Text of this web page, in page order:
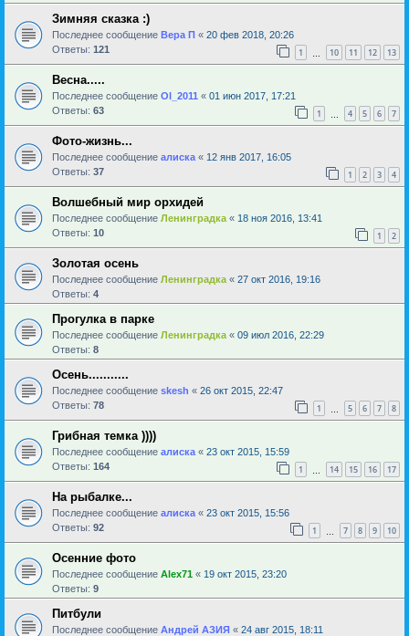
Зимняя сказка :)
Последнее сообщение Вера П « 20 фев 2018, 20:26
Ответы: 121 1 10 11 12 13
Весна.....
Последнее сообщение Ol_2011 « 01 июн 2017, 17:21
Ответы: 63 1 4 5 6 7
Фото-жизнь...
Последнее сообщение алиска « 12 янв 2017, 16:05
Ответы: 37 1 2 3 4
Волшебный мир орхидей
Последнее сообщение Ленинградка « 18 ноя 2016, 13:41
Ответы: 10 1 2
Золотая осень
Последнее сообщение Ленинградка « 27 окт 2016, 19:16
Ответы: 4
Прогулка в парке
Последнее сообщение Ленинградка « 09 июл 2016, 22:29
Ответы: 8
Осень...........
Последнее сообщение skesh « 26 окт 2015, 22:47
Ответы: 78 1 5 6 7 8
Грибная темка ))))
Последнее сообщение алиска « 23 окт 2015, 15:59
Ответы: 164 1 14 15 16 17
На рыбалке...
Последнее сообщение алиска « 23 окт 2015, 15:56
Ответы: 92 1 7 8 9 10
Осенние фото
Последнее сообщение Alex71 « 19 окт 2015, 23:20
Ответы: 9
Питбули
Последнее сообщение Андрей АЗИЯ « 24 авг 2015, 18:11